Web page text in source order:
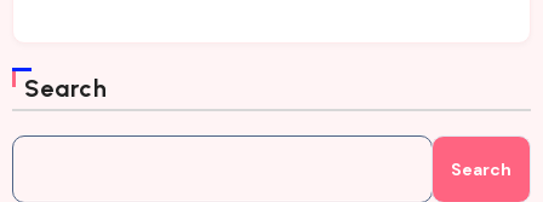
Search
Search